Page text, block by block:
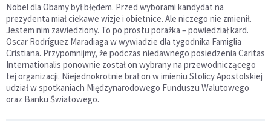
Nobel dla Obamy był błędem. Przed wyborami kandydat na
prezydenta miał ciekawe wizje i obietnice. Ale niczego nie zmienił.
Jestem nim zawiedziony. To po prostu porażka – powiedział kard.
Oscar Rodríguez Maradiaga w wywiadzie dla tygodnika Famiglia
Cristiana. Przypomnijmy, że podczas niedawnego posiedzenia Caritas
Internationalis ponownie został on wybrany na przewodniczącego
tej organizacji. Niejednokrotnie brał on w imieniu Stolicy Apostolskiej
udział w spotkaniach Międzynarodowego Funduszu Walutowego
oraz Banku Światowego.